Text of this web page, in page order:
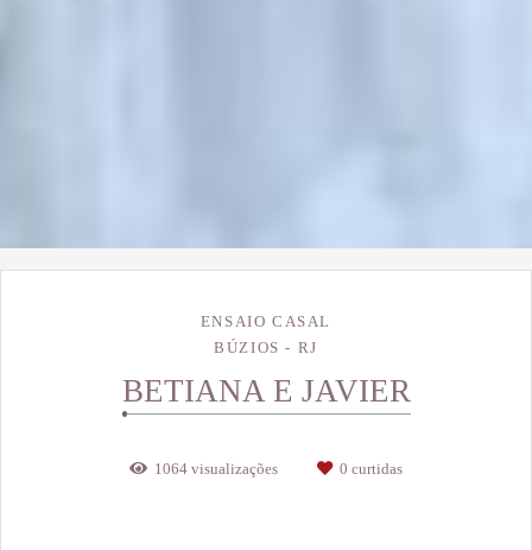
ENSAIO CASAL
BÚZIOS - RJ
BETIANA E JAVIER
1064 visualizações 0 curtidas